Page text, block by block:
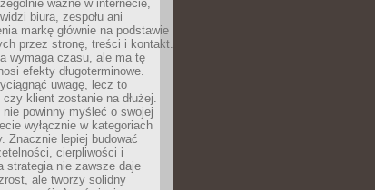
ważne w internecie,
biura, zespołu ani
markę głównie na podstawie
przez stronę, treści i kontakt.
wymaga czasu, ale ma tę
efekty długoterminowe.
uwagę, lecz to
klient zostanie na dłużej.
nie powinny myśleć o swojej
wyłącznie w kategoriach
Znacznie lepiej budować
cierpliwości i
strategia nie zawsze daje
ale tworzy solidny